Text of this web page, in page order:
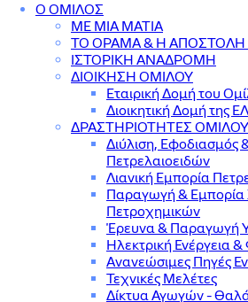
Ο ΟΜΙΛΟΣ
ΜΕ ΜΙΑ ΜΑΤΙΑ
ΤΟ ΟΡΑΜΑ & Η
ΙΣΤΟΡΙΚΗ ΑΝΑΔΡΟΜΗ
ΔΙΟΙΚΗΣΗ ΟΜΙΛΟΥ
Εταιρική Δομή του
Διοικητική Δομή της
ΔΡΑΣΤΗΡΙΟΤΗΤΕΣ ΟΜΙΛΟΥ
Διύλιση, Εφοδιασμός
Πετρελαιοειδών
Λιανική Εμπορία
Παραγωγή & Εμπορία
Πετροχημικών
Έρευνα & Παραγωγή
Ηλεκτρική Ενέργεια
Ανανεώσιμες Πηγές
Τεχνικές Μελέτες
Δίκτυα Αγωγών -